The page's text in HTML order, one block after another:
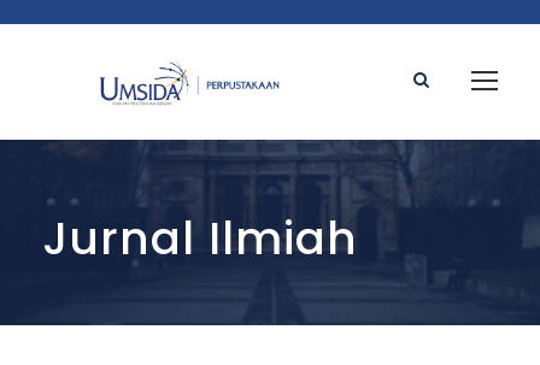
Jurnal Ilmiah